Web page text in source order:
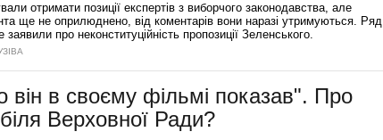
отримати позиції експертів з виборчого законодавства, але
ще не оприлюднено, від коментарів вони наразі утримуються. Ряд
про неконституційність пропозиції Зеленського.
він в своєму фільмі показав". Про
Верховної Ради?